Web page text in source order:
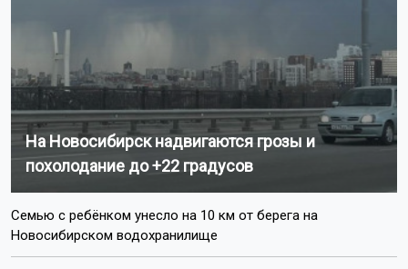
На Новосибирск надвигаются грозы и
похолодание до +22 градусов
Семью с ребёнком унесло на 10 км от берега на
Новосибирском водохранилище